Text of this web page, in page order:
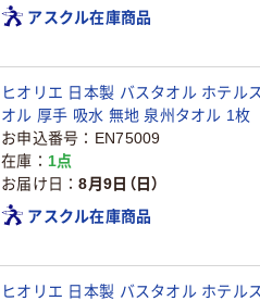
アスクル在庫商品
ヒオリエ 日本製 バスタオル ホテル
オル 厚手 吸水 無地 泉州タオル 1枚
お申込番号
EN75009
在庫
1点
お届け日
8月9日（日）
アスクル在庫商品
ヒオリエ 日本製 バスタオル ホテル